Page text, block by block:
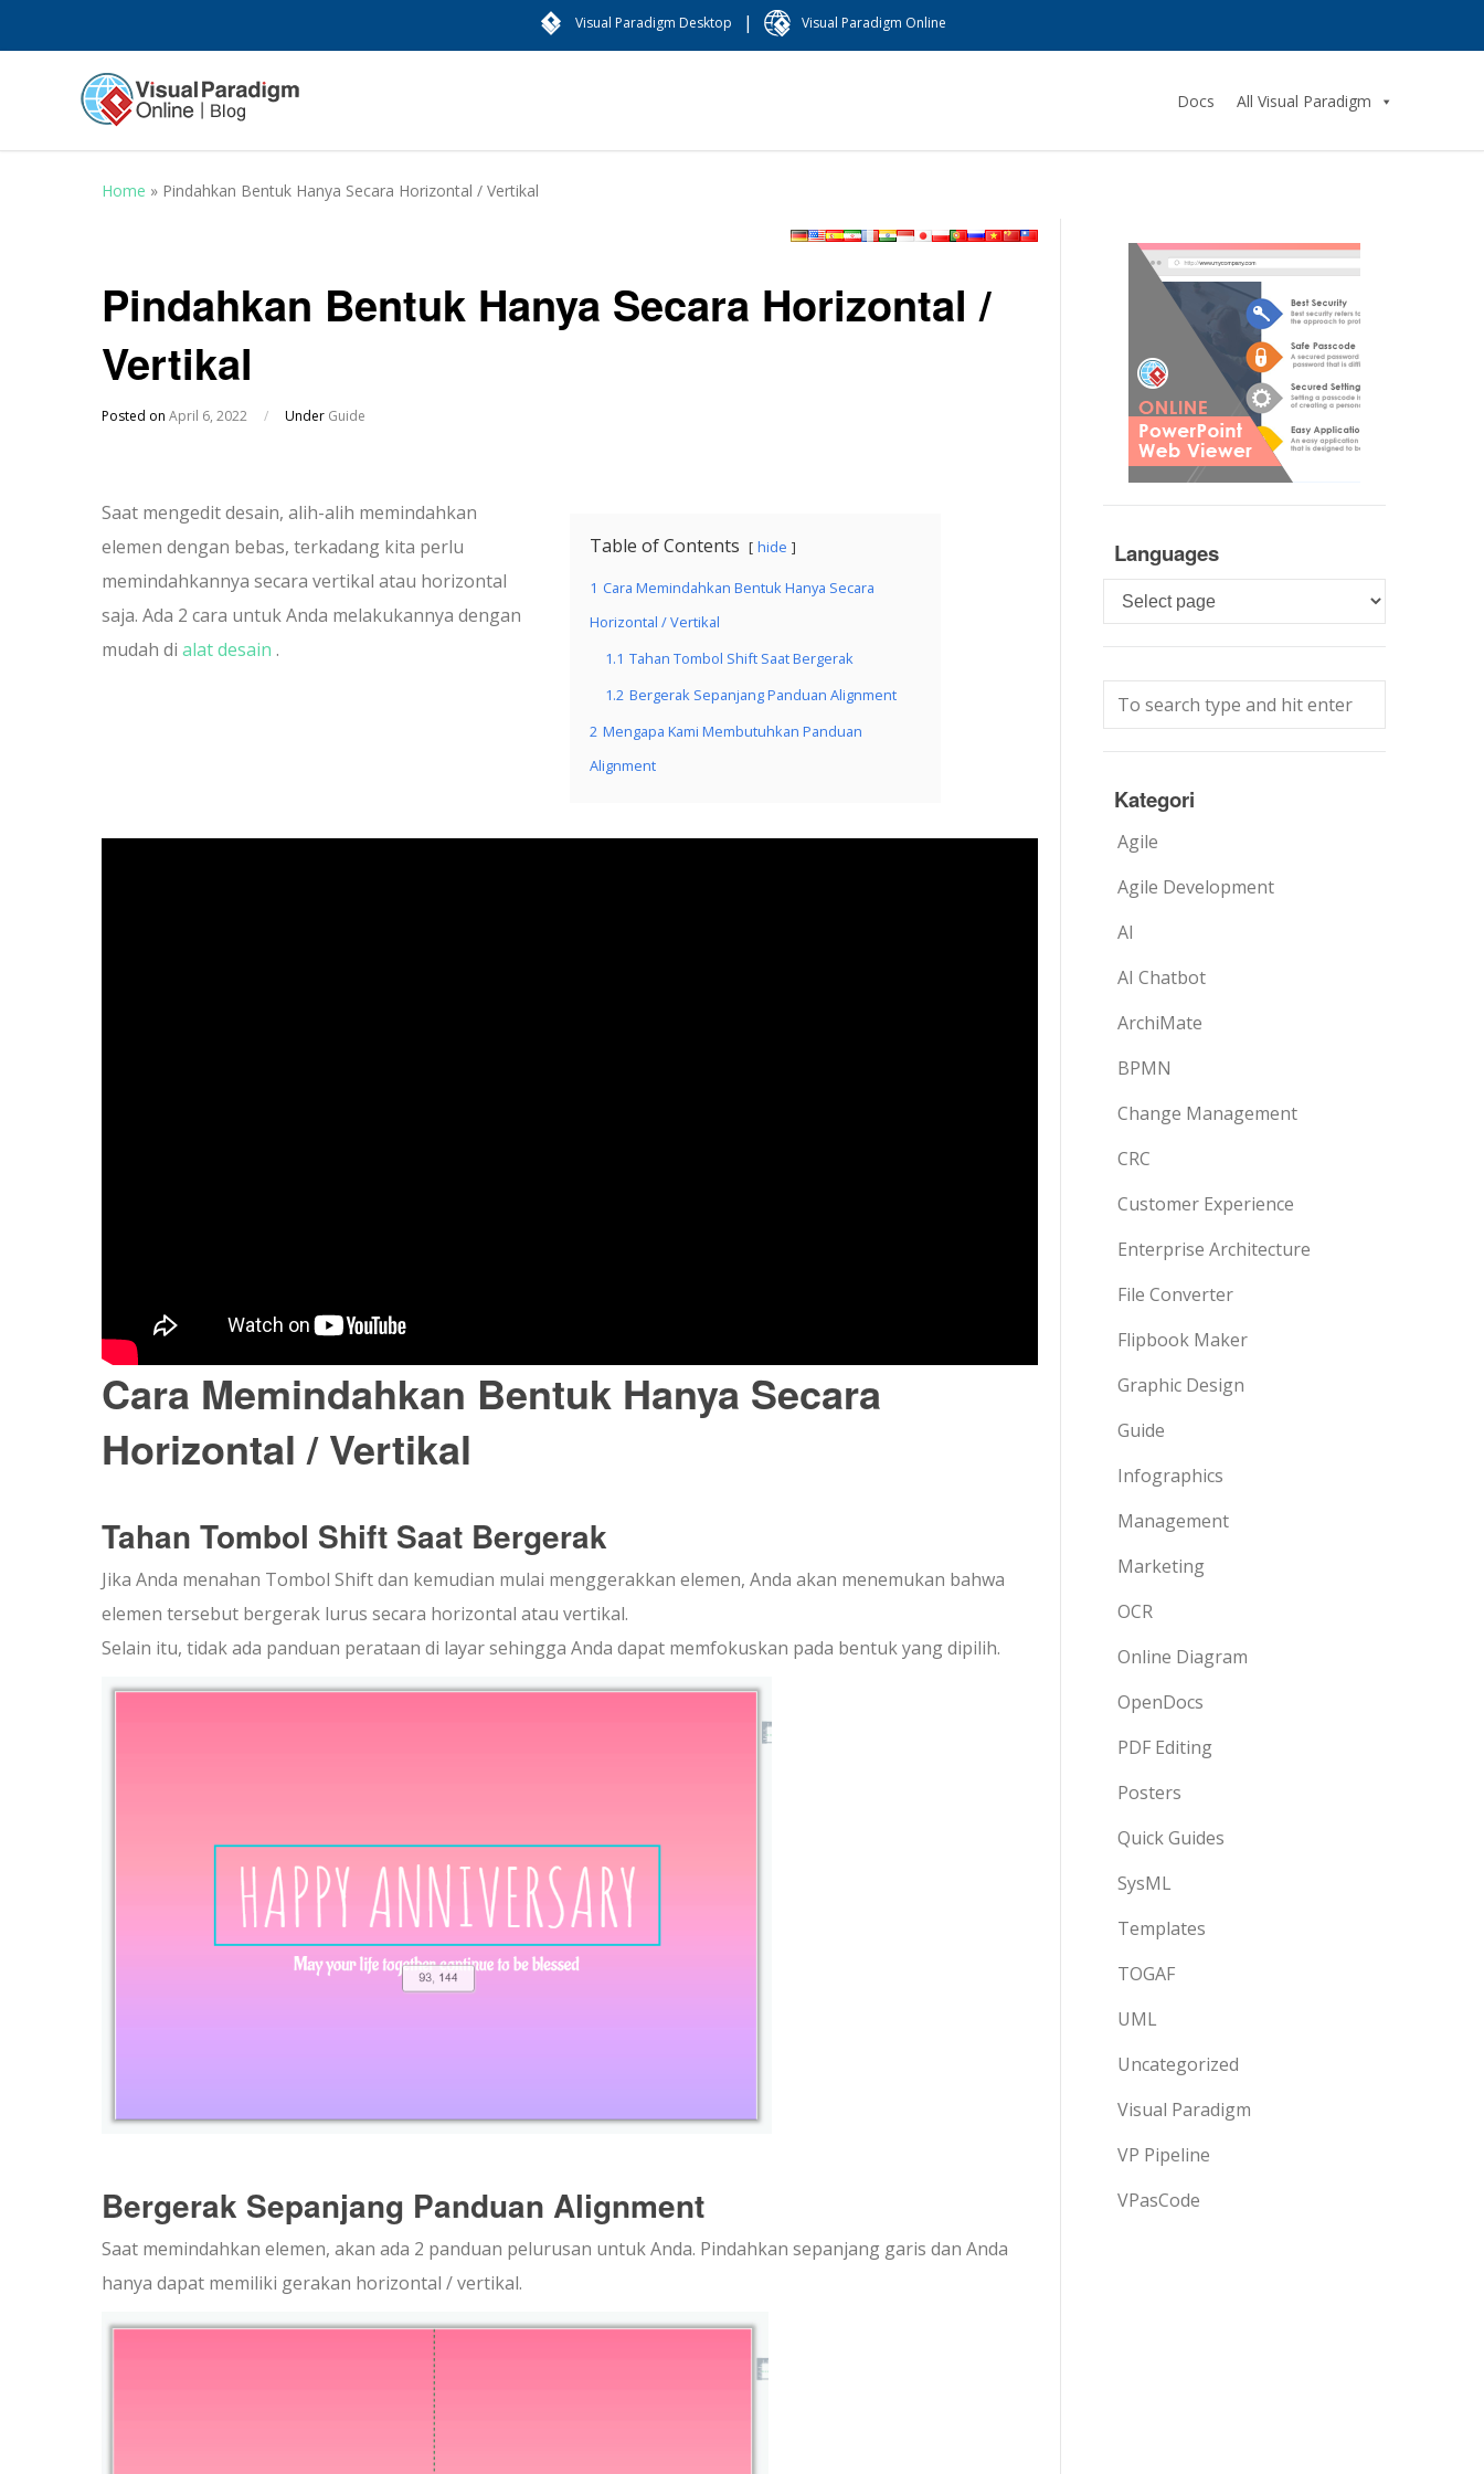
Visual Paradigm Desktop | Visual Paradigm Online
Docs All Visual Paradigm
Home » Pindahkan Bentuk Hanya Secara Horizontal / Vertikal
Pindahkan Bentuk Hanya Secara Horizontal /
Vertikal
Posted on April 6, 2022 / Under Guide
Table of Contents hide
1 Cara Memindahkan Bentuk Hanya Secara
Horizontal / Vertikal
1.1 Tahan Tombol Shift Saat Bergerak
1.2 Bergerak Sepanjang Panduan Alignment
2 Mengapa Kami Membutuhkan Panduan
Alignment
Saat mengedit desain, alih-alih memindahkan
elemen dengan bebas, terkadang kita perlu
memindahkannya secara vertikal atau horizontal
saja. Ada 2 cara untuk Anda melakukannya dengan
mudah di alat desain .
Cara Memindahkan Bentuk Hanya Secara
Horizontal / Vertikal
Tahan Tombol Shift Saat Bergerak
Jika Anda menahan Tombol Shift dan kemudian mulai menggerakkan elemen, Anda akan menemukan bahwa
elemen tersebut bergerak lurus secara horizontal atau vertikal.
Selain itu, tidak ada panduan perataan di layar sehingga Anda dapat memfokuskan pada bentuk yang dipilih.
Bergerak Sepanjang Panduan Alignment
Saat memindahkan elemen, akan ada 2 panduan pelurusan untuk Anda. Pindahkan sepanjang garis dan Anda
hanya dapat memiliki gerakan horizontal / vertikal.
Languages
Languages
Kategori
Agile
Agile Development
AI
AI Chatbot
ArchiMate
BPMN
Change Management
CRC
Customer Experience
Enterprise Architecture
File Converter
Flipbook Maker
Graphic Design
Guide
Infographics
Management
Marketing
OCR
Online Diagram
OpenDocs
PDF Editing
Posters
Quick Guides
SysML
Templates
TOGAF
UML
Uncategorized
Visual Paradigm
VP Pipeline
VPasCode